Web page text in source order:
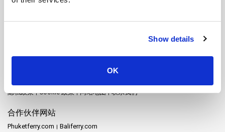
Show details
OK
象岛游船
达叻游船 达府游船 达鲁岛游船
阁奈岛游船
网站地图
Schedules and Prices
隐私政策
Cookie 政策 网站地图 联系我们
合作伙伴网站
Phuketferry.com Baliferry.com